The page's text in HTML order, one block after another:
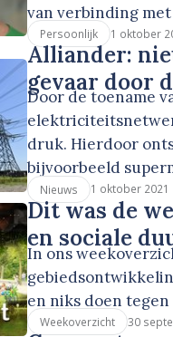
van verbinding met
Persoonlijk 1 oktober
Alliander:
gevaar door
Door de toename
druk. Hierdoor
bijvoorbeeld
Nieuws 1 oktober 2021
Dit was de
en sociale
In ons
en niks doen
Weekoverzicht 30